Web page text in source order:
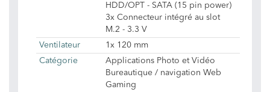
HDD/OPT - SATA (15 pin power)
3x Connecteur intégré au slot
M.2 - 3.3 V
Ventilateur
1x 120 mm
Catégorie
Applications Photo et Vidéo
Bureautique / navigation Web
Gaming